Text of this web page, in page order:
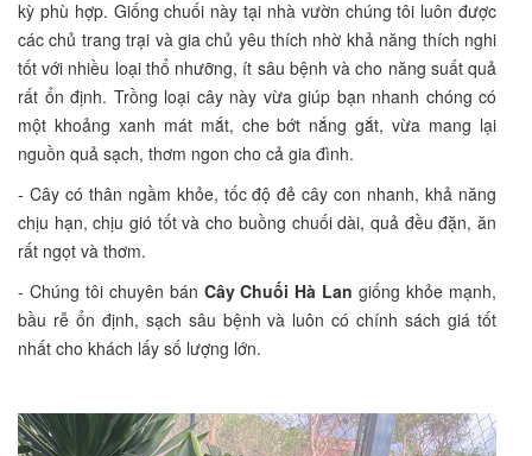
kỳ phù hợp. Giống chuối này tại nhà vườn chúng tôi luôn được
các chủ trang trại và gia chủ yêu thích nhờ khả năng thích nghi
tốt với nhiều loại thổ nhưỡng, ít sâu bệnh và cho năng suất quả
rất ổn định. Trồng loại cây này vừa giúp bạn nhanh chóng có
một khoảng xanh mát mắt, che bớt nắng gắt, vừa mang lại
nguồn quả sạch, thơm ngon cho cả gia đình.
- Cây có thân ngầm khỏe, tốc độ đẻ cây con nhanh, khả năng
chịu hạn, chịu gió tốt và cho buồng chuối dài, quả đều đặn, ăn
rất ngọt và thơm.
- Chúng tôi chuyên bán Cây Chuối Hà Lan giống khỏe mạnh,
bầu rễ ổn định, sạch sâu bệnh và luôn có chính sách giá tốt
nhất cho khách lấy số lượng lớn.